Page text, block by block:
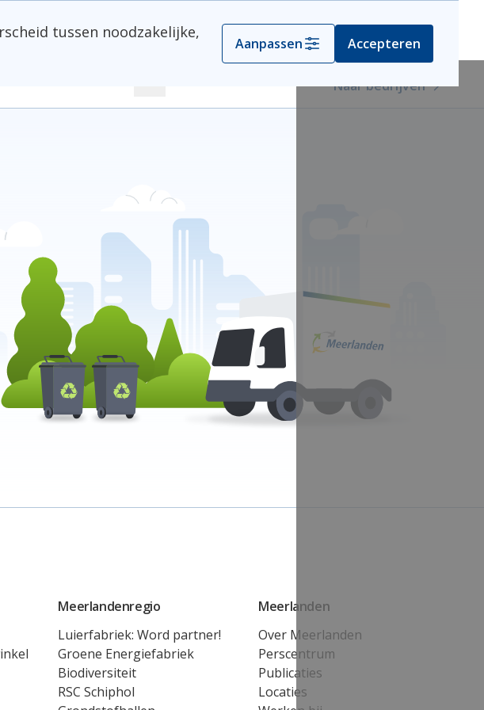
Kies je gemeente
Naar bedrijven
Meerlandenregio
Luierfabriek: Word partner!
Groene Energiefabriek
Biodiversiteit
RSC Schiphol
Meerlanden
Over Meerlanden
Perscentrum
Publicaties
Locaties
tussen noodzakelijke,
Aanpassen Accepteren